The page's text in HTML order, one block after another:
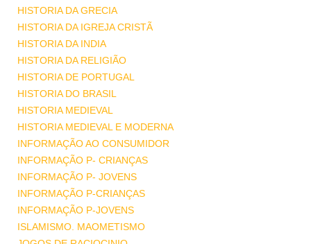
HISTORIA DA GRECIA
HISTORIA DA IGREJA CRISTÃ
HISTORIA DA INDIA
HISTORIA DA RELIGIÃO
HISTORIA DE PORTUGAL
HISTORIA DO BRASIL
HISTORIA MEDIEVAL
HISTORIA MEDIEVAL E MODERNA
INFORMAÇÃO AO CONSUMIDOR
INFORMAÇÃO P- CRIANÇAS
INFORMAÇÃO P- JOVENS
INFORMAÇÃO P-CRIANÇAS
INFORMAÇÃO P-JOVENS
ISLAMISMO. MAOMETISMO